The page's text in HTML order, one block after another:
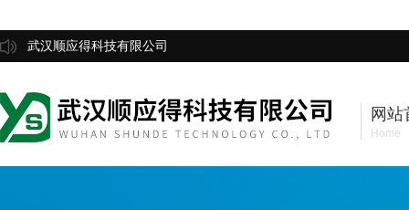
武汉顺应得科技有限公司
网站
Home